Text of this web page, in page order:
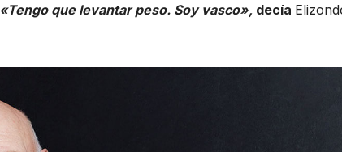
«Tengo que levantar peso. Soy vasco», decía